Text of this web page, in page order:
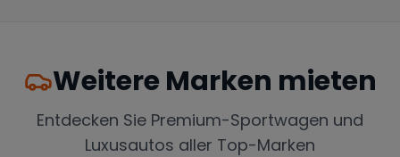
Weitere Marken mieten
Entdecken Sie Premium-Sportwagen und
Luxusautos aller Top-Marken